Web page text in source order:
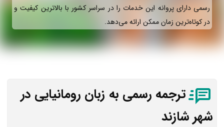
رسمی دارای پروانه این خدمات را در سراسر کشور با بالاترین کیفیت و
در کوتاه‌ترین زمان ممکن ارائه می‌دهد.
ترجمه رسمی به زبان رومانیایی در
شهر شازند